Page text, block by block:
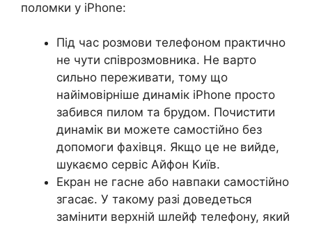
поломки у iPhone:
Під час розмови телефоном практично
не чути співрозмовника. Не варто
сильно переживати, тому що
найімовірніше динамік iPhone просто
забився пилом та брудом. Почистити
динамік ви можете самостійно без
допомоги фахівця. Якщо це не вийде,
шукаємо сервіс Айфон Київ.
Екран не гасне або навпаки самостійно
згасає. У такому разі доведеться
замінити верхній шлейф телефону, який